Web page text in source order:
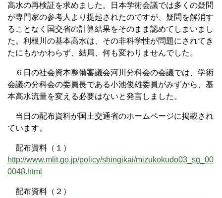
高水の再検証を求めました。日本学術会議では多くの疑問
が専門家の参考人より提起されたのですが、疑問を解消す
ることなく国交省の計算結果をそのまま認めてしまいまし
た。利根川の基本高水は、その非科学性が問題にされてき
たにもかかわらず、結局、何も変わりませんでした。
６日の社会資本整備審議会河川分科会の会議では、学術
会議の分科会の委員長である小池俊雄委員がみずから、基
本高水流量を変える必要はないと発言しました。
当日の配布資料が国土交通省のホームページに掲載され
ています。
配布資料（１）
http://www.mlit.go.jp/policy/shingikai/mizukokudo03_sg_00
0048.html
配布資料（２）